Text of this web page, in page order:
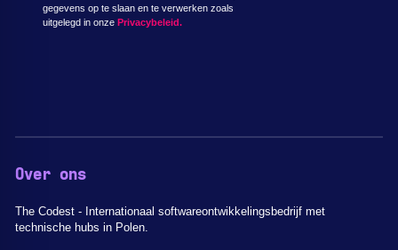
gegevens op te slaan en te verwerken zoals
uitgelegd in onze Privacybeleid.
Over ons
The Codest - Internationaal softwareontwikkelingsbedrijf met
technische hubs in Polen.